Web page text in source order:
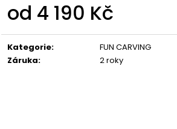
od 4 190 Kč
cena:
Kategorie:
FUN CARVING
Záruka: 2 roky